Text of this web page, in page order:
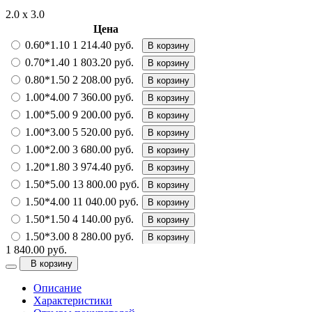
2.0 х 3.0
Цена
0.60*1.10 1 214.40 руб. В корзину
0.70*1.40 1 803.20 руб. В корзину
0.80*1.50 2 208.00 руб. В корзину
1.00*4.00 7 360.00 руб. В корзину
1.00*5.00 9 200.00 руб. В корзину
1.00*3.00 5 520.00 руб. В корзину
1.00*2.00 3 680.00 руб. В корзину
1.20*1.80 3 974.40 руб. В корзину
1.50*5.00 13 800.00 руб. В корзину
1.50*4.00 11 040.00 руб. В корзину
1.50*1.50 4 140.00 руб. В корзину
1.50*3.00 8 280.00 руб. В корзину
1.50*2.30 6 348.00 руб.
2.00*4.00 14 720.00 руб.
2.00*5.00 18 400.00 руб.
2.00*4.50 16 560.00 руб.
1 840.00 руб.
В корзину
Описание
Характеристики